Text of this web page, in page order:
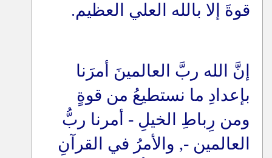
قوةَ إلا بالله العلي العظيم.
إنَّ الله ربَّ العالمينَ أمرَنا
بإعدادِ ما نستطيعُ من قوةٍ
ومن رِباطِ الخيلِ - أمرنا ربُّ
العالمين -, والأمرُ في القرآنِ